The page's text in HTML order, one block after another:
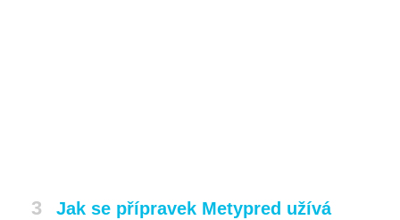
3 Jak se přípravek Metypred užívá